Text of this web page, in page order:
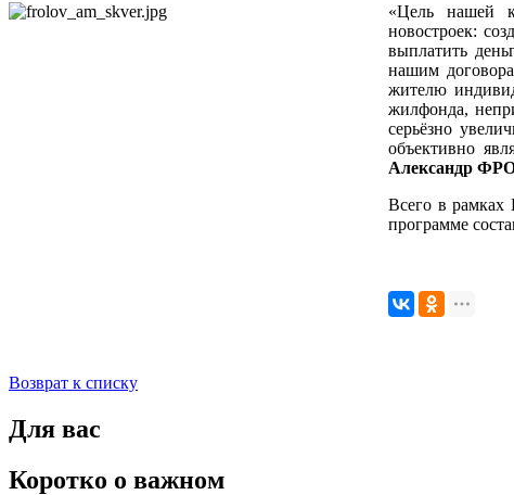
«Цель нашей
новостроек:
выплатить
нашим
жителю
жилфонда,
серьёзно
объективно
Александр
Всего в
программе
Возврат к списку
Для вас
Коротко о важном